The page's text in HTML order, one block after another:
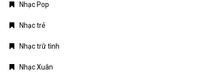
Nhạc Pop
Nhạc trẻ
Nhạc trữ tình
Nhạc Xuân